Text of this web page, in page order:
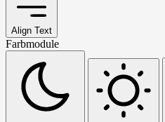
Align Text
Farbmodule